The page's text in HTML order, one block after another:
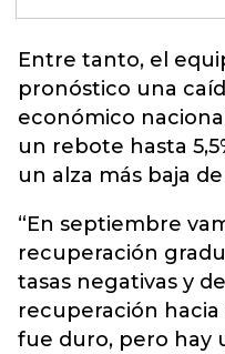
Entre tanto, el
pronóstico una
económico
un rebote hasta
un alza más baja de
“En septiembre
recuperación
tasas negativas y
recuperación hacia
fue duro, pero hay